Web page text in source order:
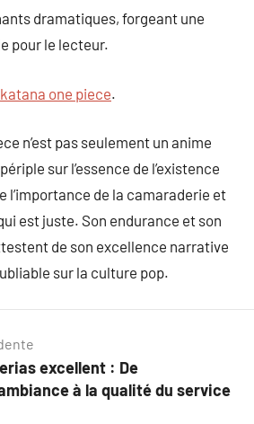
dramatiques, forgeant une
pour le lecteur.
katana one piece.
n’est pas seulement un anime
sur l’essence de l’existence
l’importance de la camaraderie et
est juste. Son endurance et son
de son excellence narrative
sur la culture pop.
excellent : De
à la qualité du service